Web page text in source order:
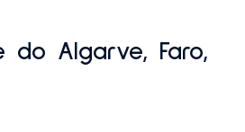
do Algarve, Faro,